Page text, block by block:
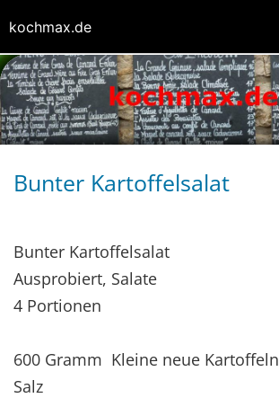
Bunter Kartoffelsalat
Bunter Kartoffelsalat
Ausprobiert, Salate
4 Portionen
600 Gramm Kleine neue Kartoffeln
Salz
kochmax.de